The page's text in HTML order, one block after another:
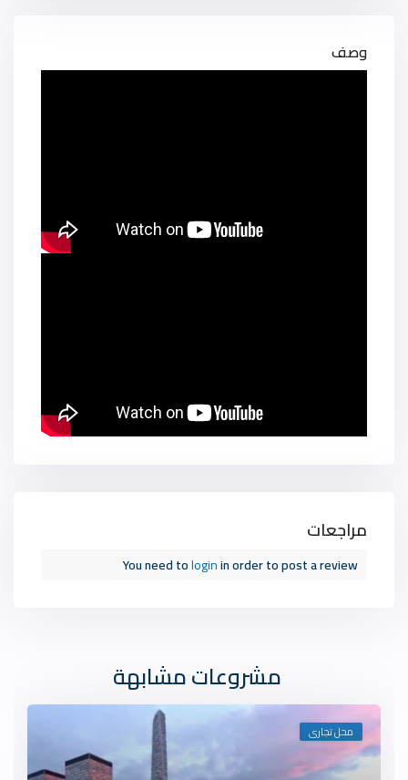
وصف
مراجعات
You need tologinin order to post a review
مشروعات مشابهة
محل تجارى